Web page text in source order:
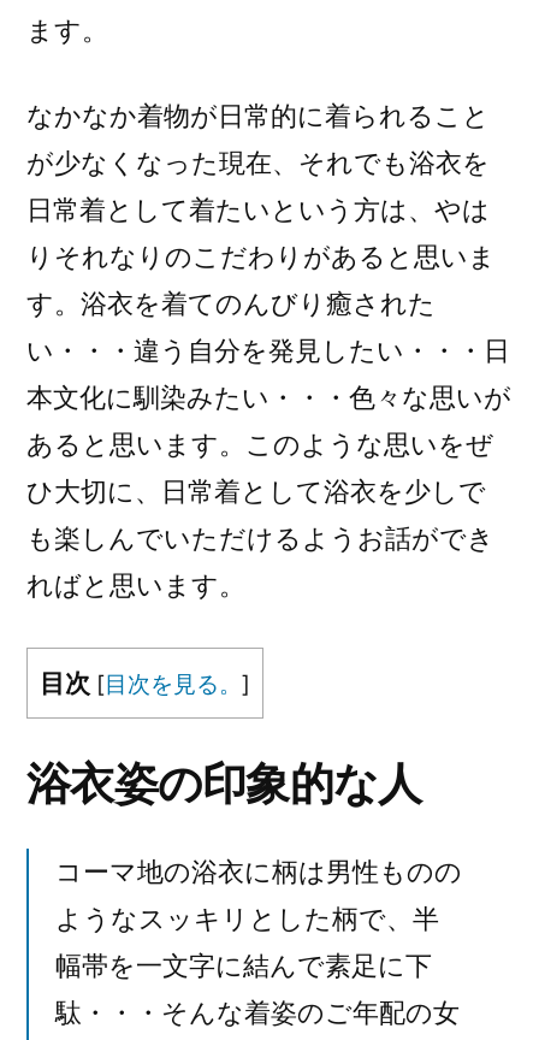
ます。
なかなか着物が日常的に着られること
が少なくなった現在、それでも浴衣を
日常着として着たいという方は、やは
りそれなりのこだわりがあると思いま
す。浴衣を着てのんびり癒された
い・・・違う自分を発見したい・・・日
本文化に馴染みたい・・・色々な思いが
あると思います。このような思いをぜ
ひ大切に、日常着として浴衣を少しで
も楽しんでいただけるようお話ができ
ればと思います。
目次 [目次を見る。 ]
浴衣姿の印象的な人
コーマ地の浴衣に柄は男性ものの
ようなスッキリとした柄で、半
幅帯を一文字に結んで素足に下
駄・・・そんな着姿のご年配の女